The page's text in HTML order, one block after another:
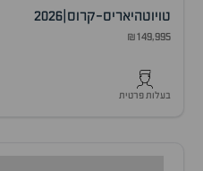
טויוטהיאריס-קרוס 2026
₪149,995
בעלות פרטית